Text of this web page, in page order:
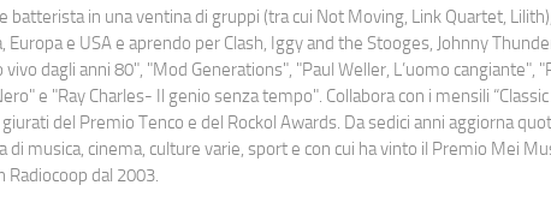
in una ventina di gruppi (tra cui Not Moving, Link Quartet,
e USA e aprendo per Clash, Iggy and the Stooges, Johnny
dagli anni 80", "Mod Generations", "Paul Weller, L’uomo cangiante",
e "Ray Charles- Il genio senza tempo". Collabora con i mensili “Classic
del Premio Tenco e del Rockol Awards. Da sedici anni aggiorna
musica, cinema, culture varie, sport e con cui ha vinto il Premio Mei
dal 2003.